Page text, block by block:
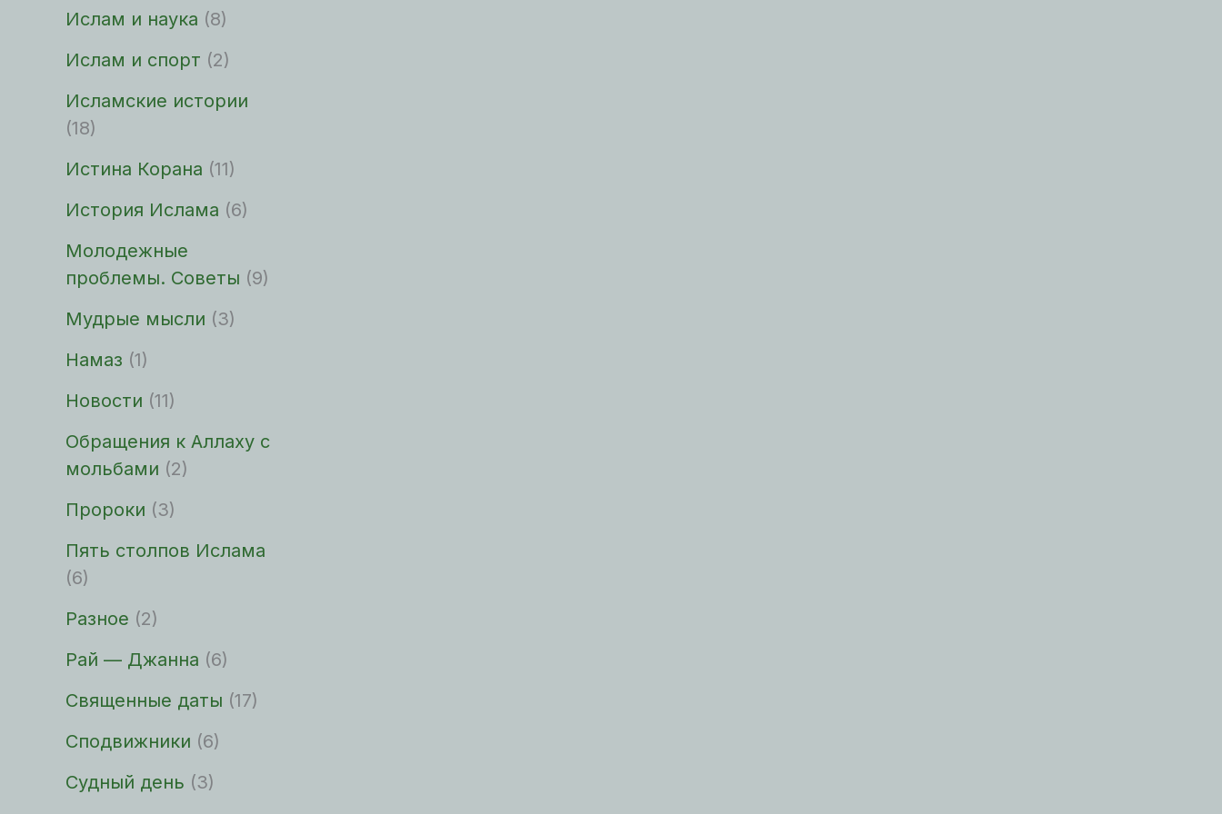
Ислам и наука (8)
Ислам и спорт (2)
Исламские истории
(18)
Истина Корана (11)
История Ислама (6)
Молодежные
проблемы. Советы (9)
Мудрые мысли (3)
Намаз (1)
Новости (11)
Обращения к Аллаху с
мольбами (2)
Пророки (3)
Пять столпов Ислама
(6)
Разное (2)
Рай — Джанна (6)
Священные даты (17)
Сподвижники (6)
Судный день (3)